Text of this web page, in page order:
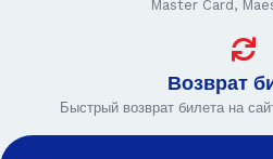
Master Card,
Возврат
Быстрый возврат билета на